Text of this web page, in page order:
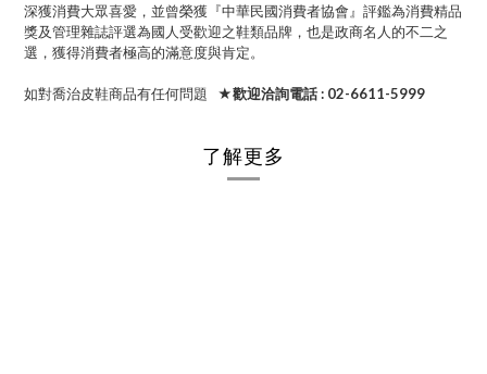
深獲消費大眾喜愛，並曾榮獲『中華民國消費者協會』評鑑為消費精品
獎及管理雜誌評選為國人受歡迎之鞋類品牌，也是政商名人的不二之
選，獲得消費者極高的滿意度與肯定。
如對喬治皮鞋商品有任何問題 ★歡迎洽詢電話 : 02-6611-5999
了解更多